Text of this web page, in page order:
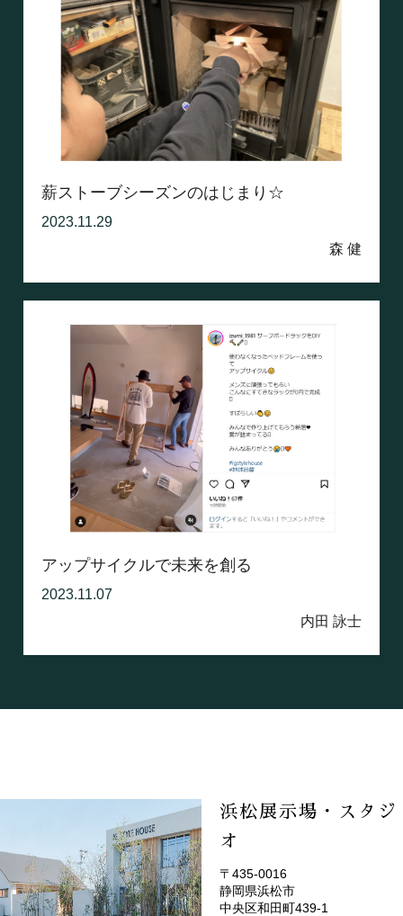
薪ストーブシーズンのはじまり☆
2023.11.29
森 健
アップサイクルで未来を創る
2023.11.07
内田 詠士
浜松展示場・スタジ
オ
(EMOTOP浜松)
〒435-0016
静岡県浜松市
中央区和田町439-1